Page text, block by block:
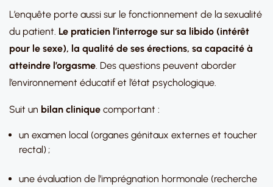
L’enquête porte aussi sur le fonctionnement de la sexualité
du patient. Le praticien l’interroge sur sa libido (intérêt
pour le sexe), la qualité de ses érections, sa capacité à
atteindre l’orgasme. Des questions peuvent aborder
l’environnement éducatif et l’état psychologique.
Suit un bilan clinique comportant :
un examen local (organes génitaux externes et toucher
rectal) ;
une évaluation de l’imprégnation hormonale (recherche